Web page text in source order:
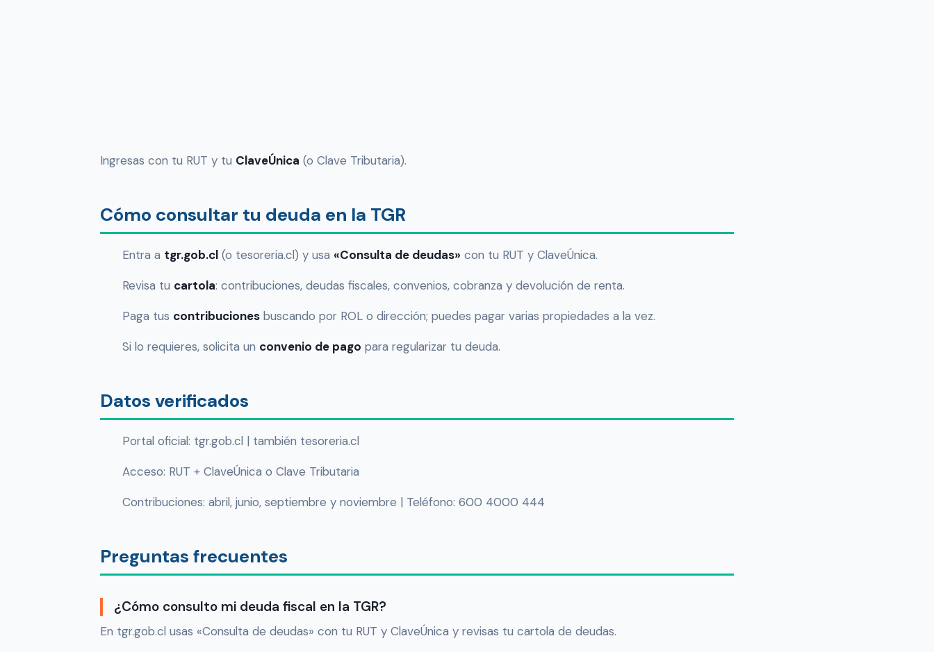
Ingresas con tu RUT y tu ClaveÚnica (o Clave Tributaria).
Cómo consultar tu deuda en la TGR
Entra a tgr.gob.cl (o tesoreria.cl) y usa «Consulta de deudas» con tu RUT y ClaveÚnica.
Revisa tu cartola: contribuciones, deudas fiscales, convenios, cobranza y devolución de renta.
Paga tus contribuciones buscando por ROL o dirección; puedes pagar varias propiedades a la vez.
Si lo requieres, solicita un convenio de pago para regularizar tu deuda.
Datos verificados
Portal oficial: tgr.gob.cl | también tesoreria.cl
Acceso: RUT + ClaveÚnica o Clave Tributaria
Contribuciones: abril, junio, septiembre y noviembre | Teléfono: 600 4000 444
Preguntas frecuentes
¿Cómo consulto mi deuda fiscal en la TGR?
En tgr.gob.cl usas «Consulta de deudas» con tu RUT y ClaveÚnica y revisas tu cartola de deudas.